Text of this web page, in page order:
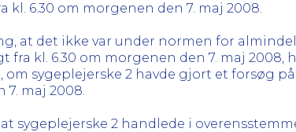
kl. 6.30 om morgenen den 7. maj 2008.
at det ikke var under normen for
fra kl. 6.30 om morgenen den 7. maj
sygeplejerske 2 havde gjort et forsøg
7. maj 2008.
sygeplejerske 2 handlede i